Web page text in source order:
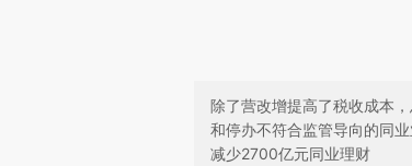
除了营改增提高了税收成本
和停办不符合监管导向的同
减少2700亿元同业理财